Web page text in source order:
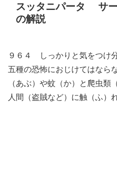
スッタニパータ サー
の解説
９６４ しっかりと気をつけ
五種の恐怖におじけてはなら
（あぶ）や蚊（か）と爬虫類
人間（盗賊など）に触（ふ）